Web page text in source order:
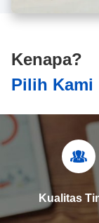
Kenapa?
Pilih Kami
Kualitas